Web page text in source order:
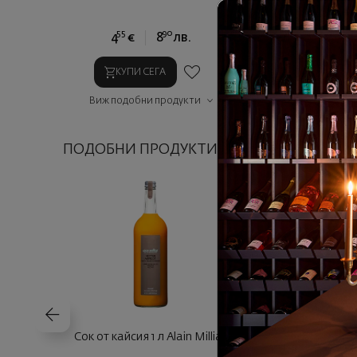
455 € 890 лв.
КУПИ СЕГА
Виж подобни продукти
1733 €
КУПИ
Виж подобни
ПОДОБНИ ПРОДУКТИ
Сок от кайсия 1 л Alain Milliat
Сок от грозде
0.33 л